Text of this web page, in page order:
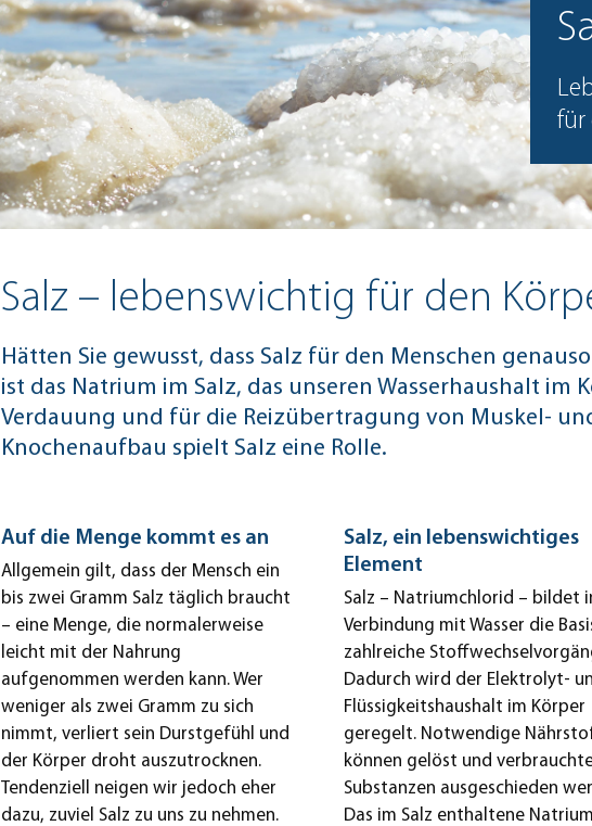
für
Salz – lebenswichtig für den
Hätten Sie gewusst, dass Salz für den Menschen
ist das Natrium im Salz, das unseren Wasserhaushalt im
Verdauung und für die Reizübertragung von Muskel-
Knochenaufbau spielt Salz eine Rolle.
Auf die Menge kommt es an
Allgemein gilt, dass der Mensch ein
bis zwei Gramm Salz täglich braucht
– eine Menge, die normalerweise
leicht mit der Nahrung
aufgenommen werden kann. Wer
weniger als zwei Gramm zu sich
nimmt, verliert sein Durstgefühl und
der Körper droht auszutrocknen.
Tendenziell neigen wir jedoch eher
dazu, zuviel Salz zu uns zu nehmen.
Salz, ein lebenswichtiges
Element
Salz – Natriumchlorid – bildet
Verbindung mit Wasser die
zahlreiche
Dadurch wird der Elektrolyt-
Flüssigkeitshaushalt im Körper
geregelt. Notwendige
können gelöst und
Substanzen ausgeschieden
Das im Salz enthaltene